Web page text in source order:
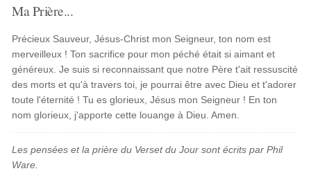
Ma Prière...
Précieux Sauveur, Jésus-Christ mon Seigneur, ton nom est
merveilleux ! Ton sacrifice pour mon péché était si aimant et
généreux. Je suis si reconnaissant que notre Père t'ait ressuscité
des morts et qu'à travers toi, je pourrai être avec Dieu et t'adorer
toute l'éternité ! Tu es glorieux, Jésus mon Seigneur ! En ton
nom glorieux, j'apporte cette louange à Dieu. Amen.
Les pensées et la prière du Verset du Jour sont écrits par Phil
Ware.